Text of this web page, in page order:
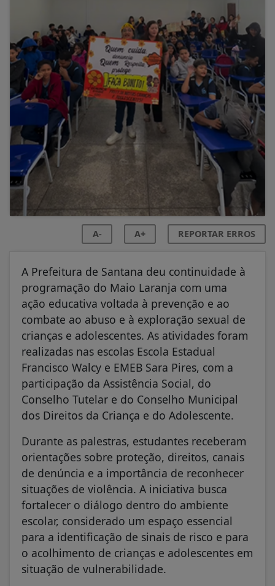
A- A+ REPORTAR ERROS
A Prefeitura de Santana deu continuidade à
programação do Maio Laranja com uma
ação educativa voltada à prevenção e ao
combate ao abuso e à exploração sexual de
crianças e adolescentes. As atividades foram
realizadas nas escolas Escola Estadual
Francisco Walcy e EMEB Sara Pires, com a
participação da Assistência Social, do
Conselho Tutelar e do Conselho Municipal
dos Direitos da Criança e do Adolescente.
Durante as palestras, estudantes receberam
orientações sobre proteção, direitos, canais
de denúncia e a importância de reconhecer
situações de violência. A iniciativa busca
fortalecer o diálogo dentro do ambiente
escolar, considerado um espaço essencial
para a identificação de sinais de risco e para
o acolhimento de crianças e adolescentes em
situação de vulnerabilidade.